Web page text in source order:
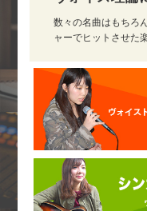
数々の名曲はもちろ
ャーでヒットさせた